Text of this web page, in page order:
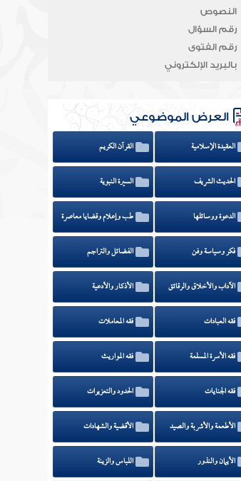
النصوص
رقم السؤال
رقم الفتوى
بالبريد الإلكتروني
العرض الموضوعي
العقيدة الإسلامية القرآن الكريم
الحديث الشريف السيرة النبوية
الدعوة ووسائلها طب وإعلام وقضايا معاصرة
فكر وسياسة وفن الفضائل والتراجم
الآداب والأخلاق والرقائق الأذكار والأدعية
فقه العبادات فقه المعاملات
فقه الأسرة المسلمة فقه المواريث
فقه الجنايات الحدود والتعزيرات
الأطعمة والأشربة والصيد الأقضية والشهادات
الأيمان والنذور اللباس والزينة